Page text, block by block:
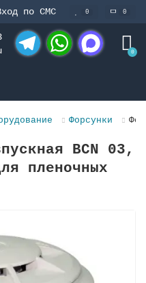
по СМС 0 0
0
Форсунки
BCN 03,
плeночных